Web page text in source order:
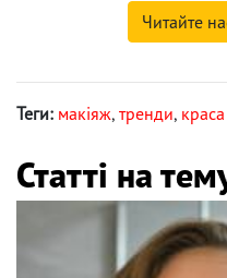
Читайте
Теги: макіяж, тренди, краса
Статті на